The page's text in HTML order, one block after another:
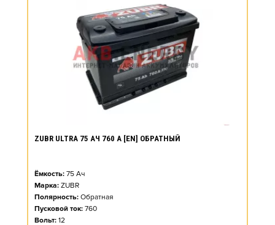
ZUBR ULTRA 75 АЧ 760 А [EN] ОБРАТНЫЙ
Ёмкость: 75 Ач
Марка: ZUBR
Полярность: Обратная
Пусковой ток: 760
Вольт: 12